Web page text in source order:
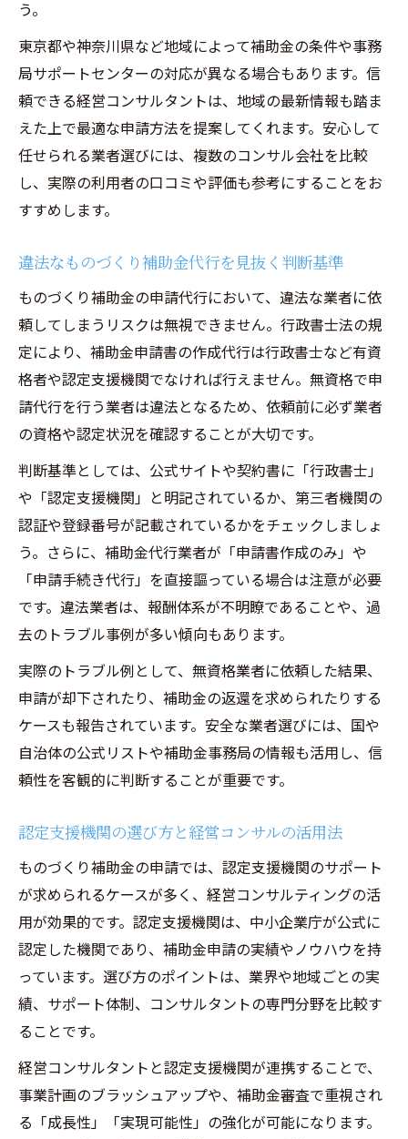
う。
東京都や神奈川県など地域によって補助金の条件や事務
局サポートセンターの対応が異なる場合もあります。信
頼できる経営コンサルタントは、地域の最新情報も踏ま
えた上で最適な申請方法を提案してくれます。安心して
任せられる業者選びには、複数のコンサル会社を比較
し、実際の利用者の口コミや評価も参考にすることをお
すすめします。
違法なものづくり補助金代行を見抜く判断基準
ものづくり補助金の申請代行において、違法な業者に依
頼してしまうリスクは無視できません。行政書士法の規
定により、補助金申請書の作成代行は行政書士など有資
格者や認定支援機関でなければ行えません。無資格で申
請代行を行う業者は違法となるため、依頼前に必ず業者
の資格や認定状況を確認することが大切です。
判断基準としては、公式サイトや契約書に「行政書士」
や「認定支援機関」と明記されているか、第三者機関の
認証や登録番号が記載されているかをチェックしましょ
う。さらに、補助金代行業者が「申請書作成のみ」や
「申請手続き代行」を直接謳っている場合は注意が必要
です。違法業者は、報酬体系が不明瞭であることや、過
去のトラブル事例が多い傾向もあります。
実際のトラブル例として、無資格業者に依頼した結果、
申請が却下されたり、補助金の返還を求められたりする
ケースも報告されています。安全な業者選びには、国や
自治体の公式リストや補助金事務局の情報も活用し、信
頼性を客観的に判断することが重要です。
認定支援機関の選び方と経営コンサルの活用法
ものづくり補助金の申請では、認定支援機関のサポート
が求められるケースが多く、経営コンサルティングの活
用が効果的です。認定支援機関は、中小企業庁が公式に
認定した機関であり、補助金申請の実績やノウハウを持
っています。選び方のポイントは、業界や地域ごとの実
績、サポート体制、コンサルタントの専門分野を比較す
ることです。
経営コンサルタントと認定支援機関が連携することで、
事業計画のブラッシュアップや、補助金審査で重視され
る「成長性」「実現可能性」の強化が可能になります。